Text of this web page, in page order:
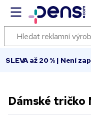
SLEVA až 20 % | Není
Dámské tričko